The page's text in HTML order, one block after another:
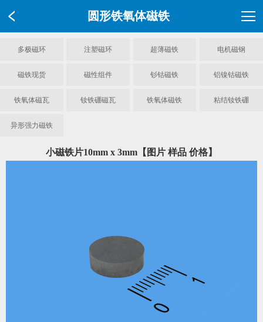
圆形铁氧体磁铁
多极磁环 注塑磁环 超薄磁铁 电机磁钢
磁铁现货 磁性组件 钐钴磁铁 铝镍钴磁铁
铁氧体磁瓦 钕铁硼磁瓦 铁氧体磁铁 粘结钕铁硼
异形强力磁铁
小磁铁片10mm x 3mm【图片 样品 价格】